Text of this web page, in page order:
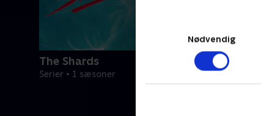
Nødvendig
The Shards
Serier • 1 sæsoner